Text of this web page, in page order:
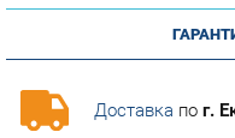
Доставкапог.